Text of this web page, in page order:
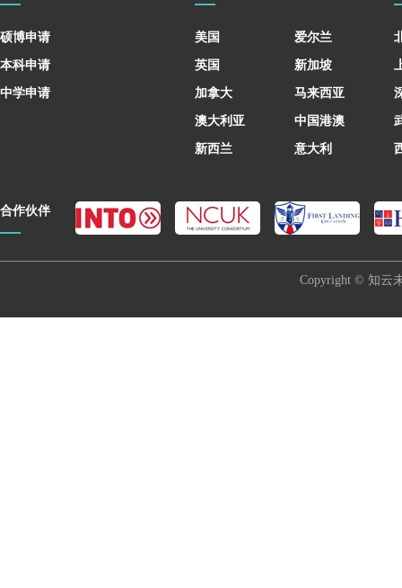
硕博申请
本科申请
中学申请
美国
英国
加拿大
澳大利亚
新西兰
爱尔兰
新加坡
马来西亚
中国港澳
意大利
合作伙伴
Copyright © 知云